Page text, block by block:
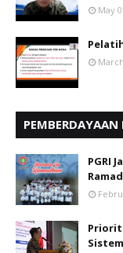
May
PEMBERDAYAAN
PGRI